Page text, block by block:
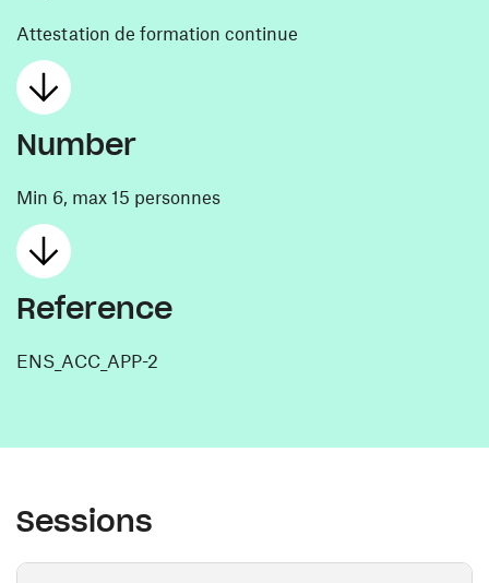
Attestation de formation continue
Number
Min 6, max 15 personnes
Reference
ENS_ACC_APP-2
Sessions